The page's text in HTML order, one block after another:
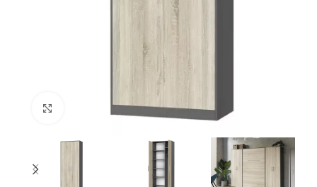
Click to enlarge